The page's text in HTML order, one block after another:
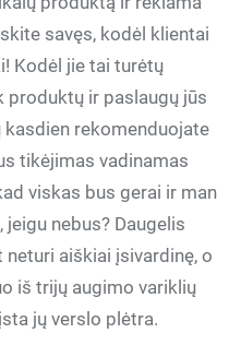
savęs, kodėl klientai
Kodėl jie tai turėtų
produktų ir paslaugų jūs
rekomenduojate
tikėjimas vadinamas
viskas bus gerai ir man
nebus? Daugelis
aiškiai įsivardinę, o
iš trijų augimo variklių
jų verslo plėtra.